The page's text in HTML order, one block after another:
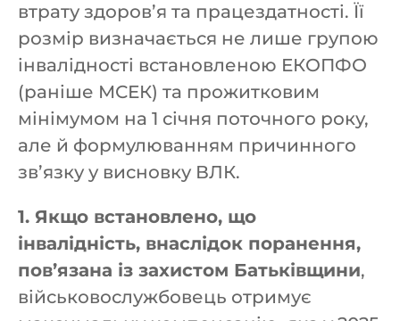
втрату здоров’я та працездатності. Її
розмір визначається не лише групою
інвалідності встановленою ЕКОПФО
(раніше МСЕК) та прожитковим
мінімумом на 1 січня поточного року,
але й формулюванням причинного
зв’язку у висновку ВЛК.
1. Якщо встановлено, що
інвалідність, внаслідок поранення,
пов’язана із захистом Батьківщини,
військовослужбовець отримує